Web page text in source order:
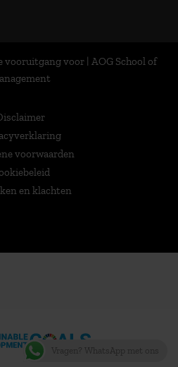
vooruitgang voor | AOG School of
voorwaarden
en klachten
Vragen? WhatsApp met ons